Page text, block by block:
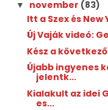
▼ november (83)
Itt a Szex és
Új Vaják videó:
Kész a
Újabb ingyenes
jelentk...
Kialakult az idei
es...